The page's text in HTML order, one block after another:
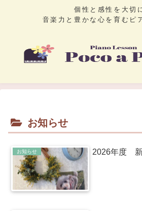
個性と感性を大切
音楽力と豊かな心を育むピ
お知らせ
お知らせ 2026年度